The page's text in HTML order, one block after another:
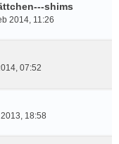
shims
2014, 11:26
07:52
18:58